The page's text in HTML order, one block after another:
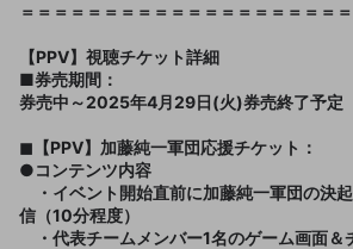
＝＝＝＝＝＝＝＝＝＝＝＝＝＝＝＝＝＝＝
【PPV】視聴チケット詳細
■券売期間：
券売中～2025年4月29日(火)券売終了予定
◼︎【PPV】加藤純一軍団応援チケット：
●コンテンツ内容
・イベント開始直前に加藤純一軍団の決
信（10分程度）
・代表チームメンバー1名のゲーム画面＆